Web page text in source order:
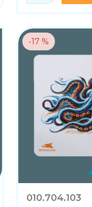
-17 %
010.704.103